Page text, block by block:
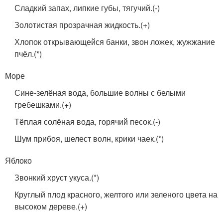
Сладкий запах, липкие губы, тягучий.(-)
Золотистая прозрачная жидкость.(+)
Хлопок открывающейся банки, звон ложек, жужжание
пчёл.(*)
Море
Сине-зелёная вода, большие волны с белыми
гребешками.(+)
Тёплая солёная вода, горячий песок.(-)
Шум прибоя, шелест волн, крики чаек.(*)
Яблоко
Звонкий хруст укуса.(*)
Круглый плод красного, желтого или зеленого цвета на
высоком дереве.(+)